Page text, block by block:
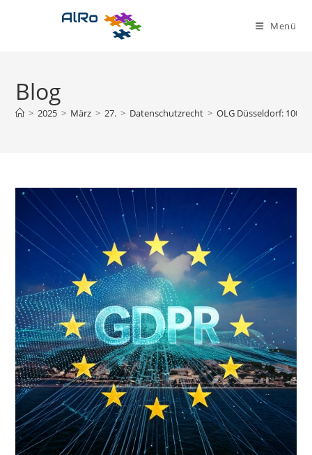
Menü
Blog
> 2025 > März > 27. > Datenschutzrecht > OLG Düsseldorf: 100